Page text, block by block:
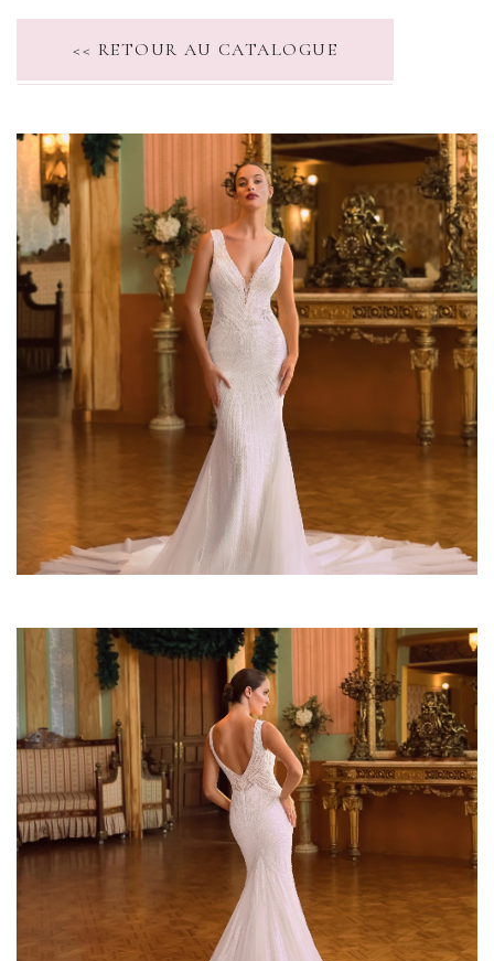
<< RETOUR AU CATALOGUE